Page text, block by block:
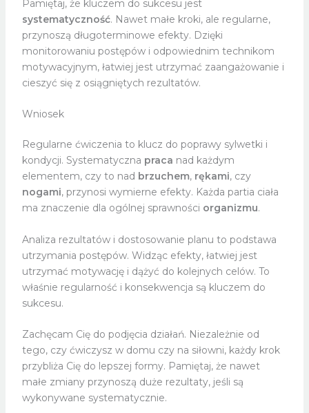
Pamiętaj, że kluczem do sukcesu jest
systematyczność. Nawet małe kroki, ale regularne,
przynoszą długoterminowe efekty. Dzięki
monitorowaniu postępów i odpowiednim technikom
motywacyjnym, łatwiej jest utrzymać zaangażowanie i
cieszyć się z osiągniętych rezultatów.
Wniosek
Regularne ćwiczenia to klucz do poprawy sylwetki i
kondycji. Systematyczna praca nad każdym
elementem, czy to nad brzuchem, rękami, czy
nogami, przynosi wymierne efekty. Każda partia ciała
ma znaczenie dla ogólnej sprawności organizmu.
Analiza rezultatów i dostosowanie planu to podstawa
utrzymania postępów. Widząc efekty, łatwiej jest
utrzymać motywację i dążyć do kolejnych celów. To
właśnie regularność i konsekwencja są kluczem do
sukcesu.
Zachęcam Cię do podjęcia działań. Niezależnie od
tego, czy ćwiczysz w domu czy na siłowni, każdy krok
przybliża Cię do lepszej formy. Pamiętaj, że nawet
małe zmiany przynoszą duże rezultaty, jeśli są
wykonywane systematycznie.